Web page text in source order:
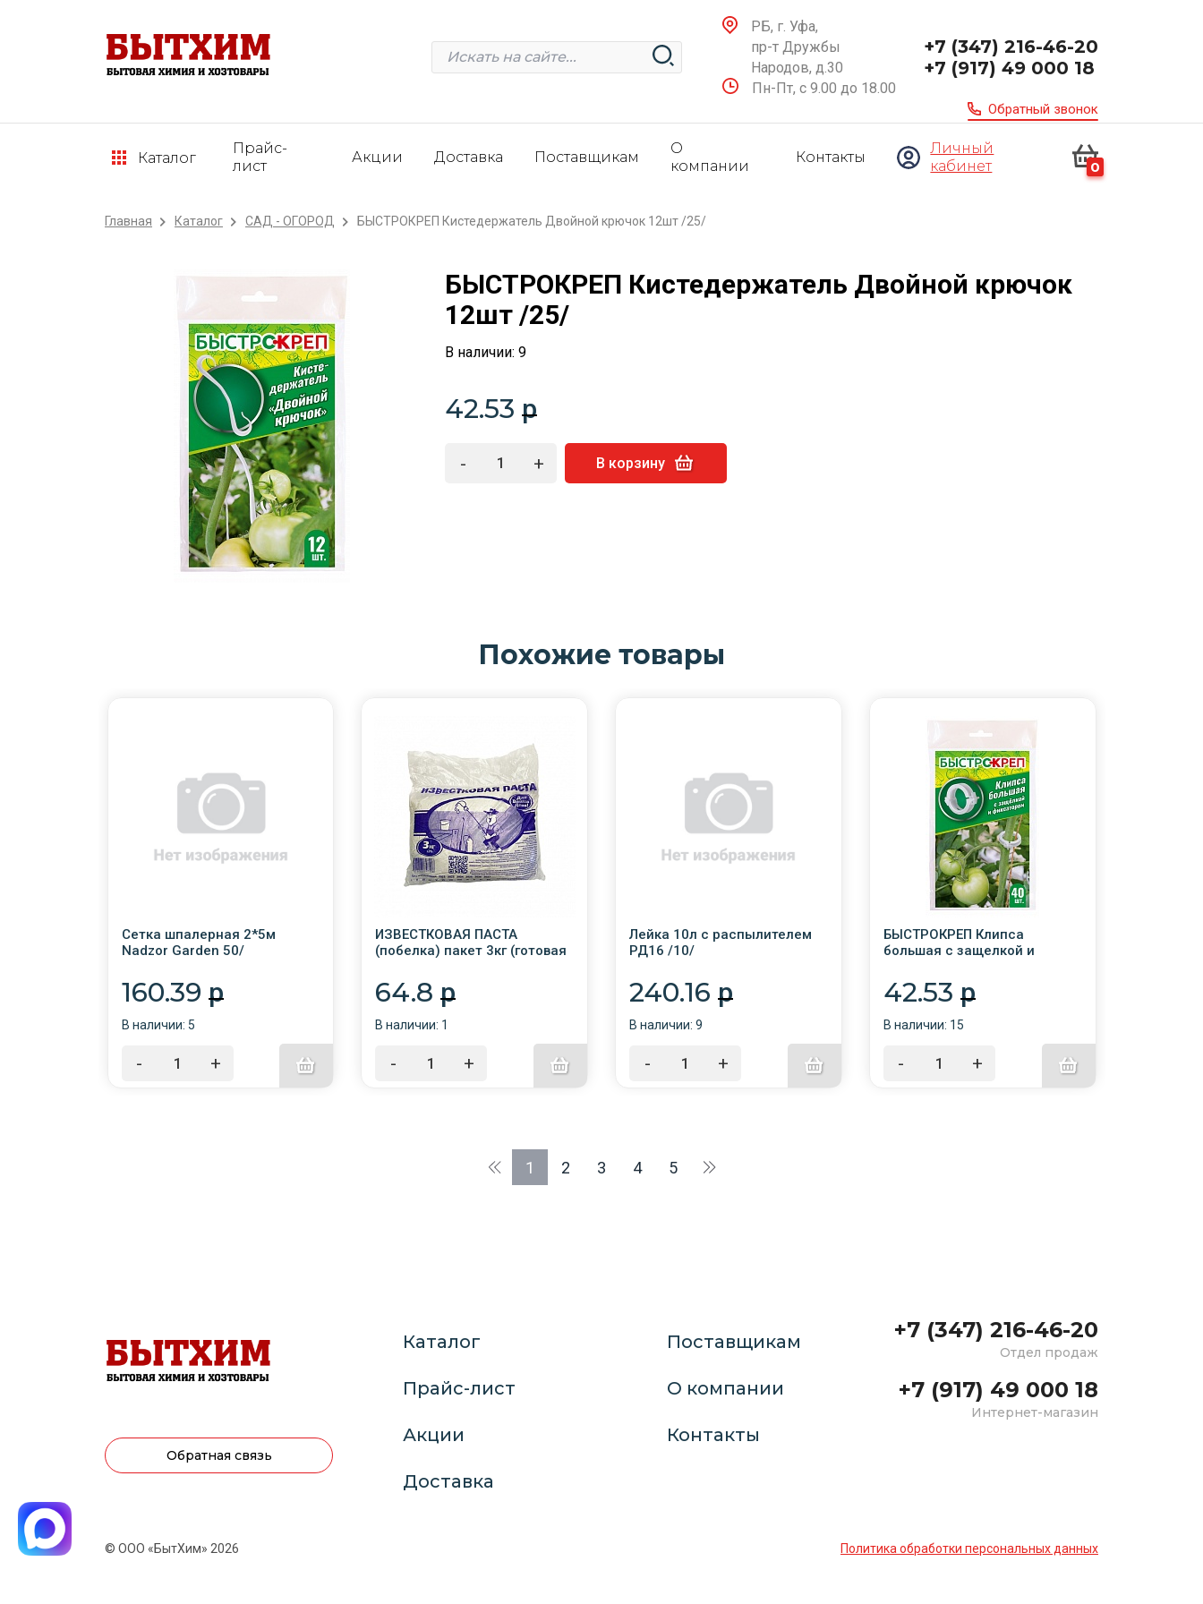
РБ, г. Уфа,
пр-т Дружбы
Народов, д.30
Пн-Пт, с 9.00 до 18.00
+7 (347) 216-46-20
+7 (917) 49 000 18
Обратный звонок
Каталог
Прайс-
лист
Акции Доставка Поставщикам
О
компании
Контакты
Личный
кабинет
0
Главная Каталог САД - ОГОРОД БЫСТРОКРЕП Кистедержатель Двойной крючок 12шт /25/
БЫСТРОКРЕП Кистедержатель Двойной крючок
12шт /25/
В наличии: 9
42.53 p
- + В корзину
Похожие товары
Сетка шпалерная 2*5м
Nadzor Garden 50/
160.39 p
В наличии: 5
- +
ИЗВЕСТКОВАЯ ПАСТА
(побелка) пакет 3кг (готовая
64.8p
В наличии: 1
- +
Лейка 10л с распылителем
РД16 /10/
240.16 p
В наличии: 9
- +
БЫСТРОКРЕП Клипса
большая с защелкой и
42.53 p
В наличии: 15
- +
1 2 3 4 5
Обратная связь
Каталог
Прайс-лист
Акции
Доставка
Поставщикам
О компании
Контакты
+7 (347) 216-46-20
Отдел продаж
+7 (917) 49 000 18
Интернет-магазин
© ООО «БытХим» 2026 Политика обработки персональных данных